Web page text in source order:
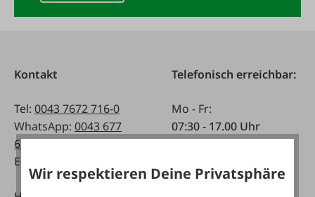
Kontakt
Tel: 0043 7672 716-0
WhatsApp: 0043 677
63514619
E-Mail:
Telefonisch erreichbar:
Mo - Fr:
07:30 - 17.00 Uhr
Sa:
Wir respektieren Deine Privatsphäre